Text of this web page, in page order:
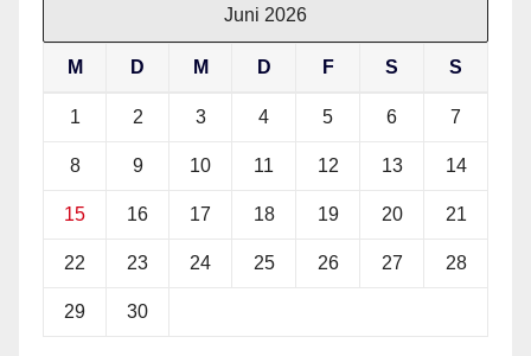
Juni 2026
M D M D F S S
1 2 3 4 5 6 7
8 9 10 11 12 13 14
15 16 17 18 19 20 21
22 23 24 25 26 27 28
29 30